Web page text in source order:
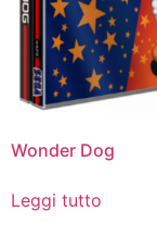
Wonder Dog
Leggi tutto